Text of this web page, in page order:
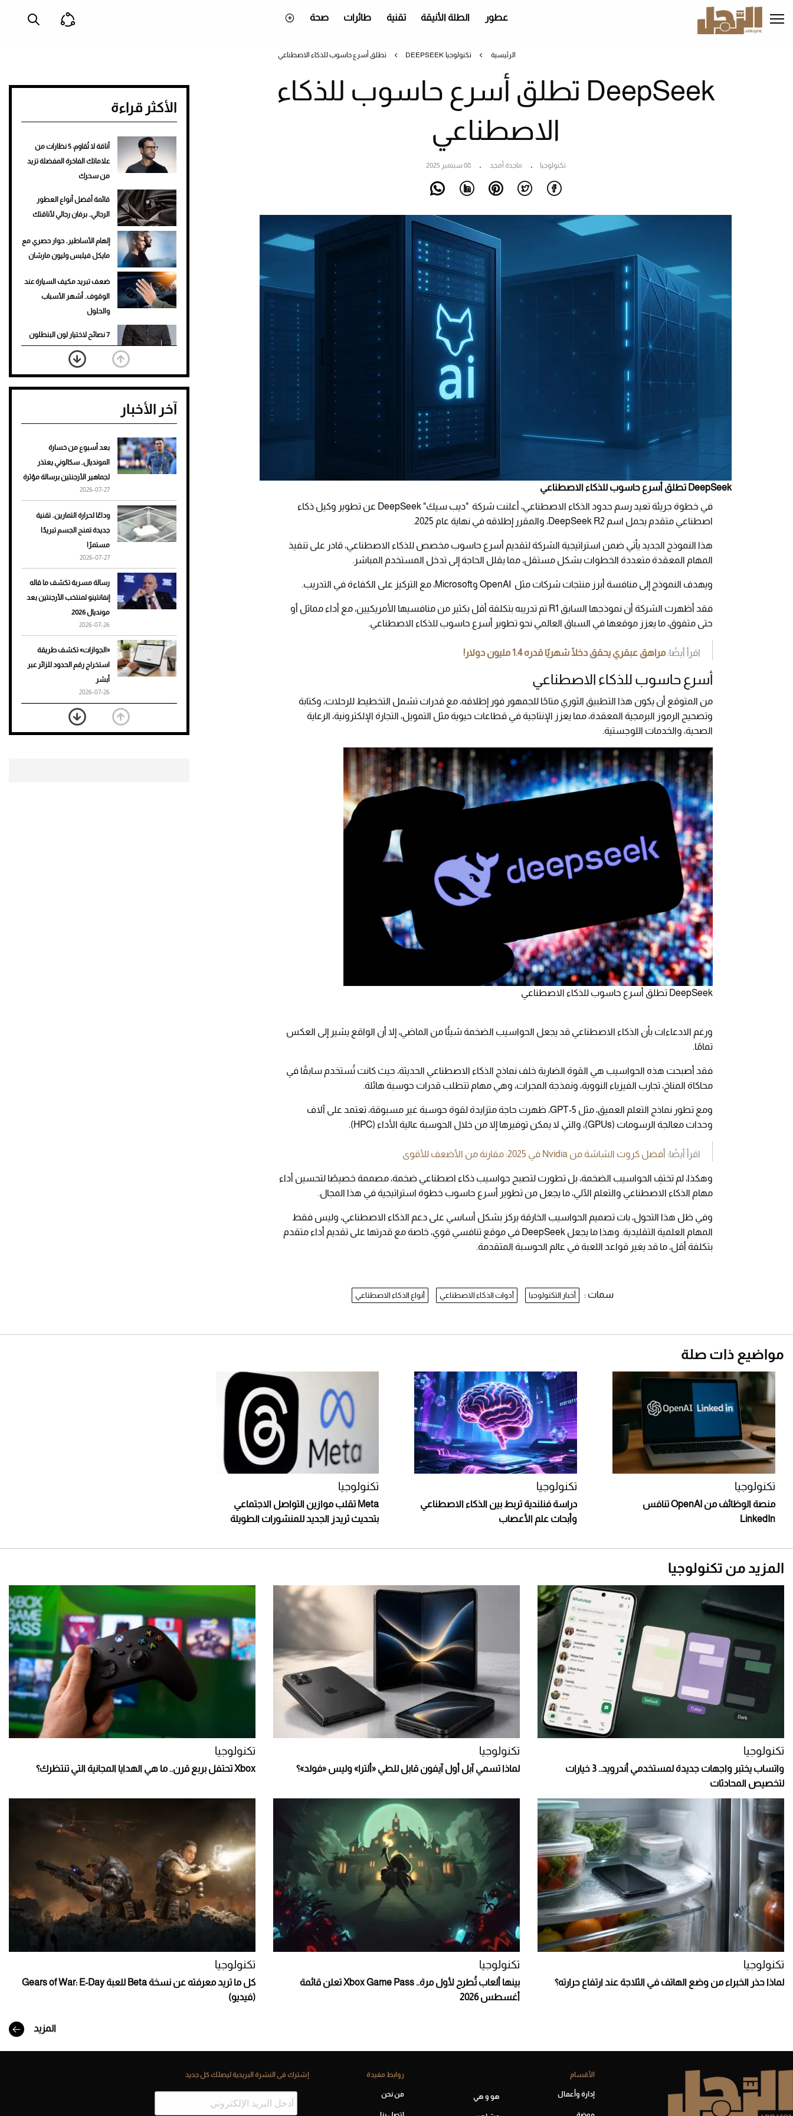
إلى
المحتوى
عطور الطلة الأنيقة تقنية طائرات صحة
الرئيسية تكنولوجيا DEEPSEEK تطلق أسرع حاسوب للذكاء الاصطناعي
DeepSeek تطلق أسرع حاسوب للذكاء
الاصطناعي
تكنولوجيا ماجدة أمجد 08 سبتمبر 2025
DeepSeek تطلق أسرع حاسوب للذكاء الاصطناعي
في خطوة جريئة تعيد رسم حدود الذكاء الاصطناعي، أعلنت شركة "ديب سيك" DeepSeek عن تطوير وكيل ذكاء
اصطناعي متقدم يحمل اسم DeepSeek R2، والمقرر إطلاقه في نهاية عام 2025.
هذا النموذج الجديد يأتي ضمن استراتيجية الشركة لتقديم أسرع حاسوب مخصص للذكاء الاصطناعي، قادر على تنفيذ
المهام المعقدة متعددة الخطوات بشكل مستقل، مما يقلل الحاجة إلى تدخل المستخدم المباشر.
ويهدف النموذج إلى منافسة أبرز منتجات شركات مثل OpenAI وMicrosoft، مع التركيز على الكفاءة في التدريب.
فقد أظهرت الشركة أن نموذجها السابق R1 تم تدريبه بتكلفة أقل بكثير من منافسيها الأمريكيين، مع أداء مماثل أو
حتى متفوق، ما يعزز موقعها في السباق العالمي نحو تطوير أسرع حاسوب للذكاء الاصطناعي.
اقرأ أيضًا:مراهق عبقري يحقق دخلًا شهريًا قدره 1.4 مليون دولار!
أسرع حاسوب للذكاء الاصطناعي
من المتوقع أن يكون هذا التطبيق الثوري متاحًا للجمهور فور إطلاقه، مع قدرات تشمل التخطيط للرحلات، وكتابة
وتصحيح الرموز البرمجية المعقدة، مما يعزز الإنتاجية في قطاعات حيوية مثل التمويل، التجارة الإلكترونية، الرعاية
الصحية، والخدمات اللوجستية.
DeepSeek تطلق أسرع حاسوب للذكاء الاصطناعي
ورغم الادعاءات بأن الذكاء الاصطناعي قد يجعل الحواسيب الضخمة شيئًا من الماضي، إلا أن الواقع يشير إلى العكس
تمامًا.
فقد أصبحت هذه الحواسيب هي القوة الضاربة خلف نماذج الذكاء الاصطناعي الحديثة، حيث كانت تُستخدم سابقًا في
محاكاة المناخ، تجارب الفيزياء النووية، ونمذجة المجرات، وهي مهام تتطلب قدرات حوسبة هائلة.
ومع تطور نماذج التعلم العميق، مثل GPT-5، ظهرت حاجة متزايدة لقوة حوسبة غير مسبوقة، تعتمد على آلاف
وحدات معالجة الرسومات (GPUs)، والتي لا يمكن توفيرها إلا من خلال الحوسبة عالية الأداء (HPC).
اقرأ أيضًا: أفضل كروت الشاشة من Nvidia في 2025: مقارنة من الأضعف للأقوى
وهكذا، لم تختفِ الحواسيب الضخمة، بل تطورت لتصبح حواسيب ذكاء اصطناعي ضخمة، مصممة خصيصًا لتحسين أداء
مهام الذكاء الاصطناعي والتعلم الآلي، ما يجعل من تطوير أسرع حاسوب خطوة استراتيجية في هذا المجال.
وفي ظل هذا التحول، بات تصميم الحواسيب الخارقة يركز بشكل أساسي على دعم الذكاء الاصطناعي، وليس فقط
المهام العلمية التقليدية. وهذا ما يجعل DeepSeek في موقع تنافسي قوي، خاصة مع قدرتها على تقديم أداء متقدم
بتكلفة أقل، ما قد يغير قواعد اللعبة في عالم الحوسبة المتقدمة.
الأكثر قراءة
أناقة لا تُقاوم: 5 نظارات من
علاماتك الفاخرة المفضلة تزيد
من سحرك
قائمة أفضل أنواع العطور
الرجالي.. برفان رجالي لأناقتك
إلهام الأساطير.. حوار حصري مع
مايكل فيلبس وليون مارشان
ضعف تبريد مكيف السيارة عند
الوقوف.. أشهر الأسباب
والحلول
7 نصائح لاختيار لون البنطلون
المناسب للقميص الأسود
نرى المستقبل من خلال
تصميماتنا.. كيف حجزت 1886
تمنحك فخامة استثنائية
هوى الأبطال
أفضل تدريج للشعر الطويل
لإطلالة جريئة وعصرية
للرجال
آخر الأخبار
بعد أسبوع من خسارة
المونديال.. سكالوني يعتذر
لجماهير الأرجنتين برسالة مؤثرة
2026-07-27
وداعًا لحرارة التمارين.. تقنية
جديدة تمنح الجسم تبريدًا
مستمرًا
2026-07-27
رسالة مسربة تكشف ما قاله
إنفانتينو لمنتخب الأرجنتين بعد
مونديال 2026
2026-07-26
«الجوازات» تكشف طريقة
استخراج رقم الحدود للزائر عبر
أبشر
2026-07-26
بعد 7 أشهر من تعرضه لحادث
مروع.. جوشوا يفوز على برينغا
سمات : أخبار التكنولوجيا أدوات الذكاء الاصطناعي أنواع الذكاء الاصطناعي
مواضيع ذات صلة
تكنولوجيا
منصة الوظائف من OpenAI تنافس
LinkedIn
تكنولوجيا
دراسة فنلندية تربط بين الذكاء الاصطناعي
وأبحاث علم الأعصاب
تكنولوجيا
Meta تقلب موازين التواصل الاجتماعي
بتحديث ثريدز الجديد للمنشورات الطويلة
المزيد من تكنولوجيا
تكنولوجيا
واتساب يختبر واجهات جديدة لمستخدمي أندرويد.. 3 خيارات
لتخصيص المحادثات
تكنولوجيا
لماذا تسمي آبل أول آيفون قابل للطي «ألترا» وليس «فولد»؟
تكنولوجيا
Xbox تحتفل بربع قرن.. ما هي الهدايا المجانية التي تنتظرك؟
تكنولوجيا
لماذا حذر الخبراء من وضع الهاتف في الثلاجة عند ارتفاع حرارته؟
تكنولوجيا
بينها ألعاب تُطرح لأول مرة.. Xbox Game Pass تعلن قائمة
أغسطس 2026
تكنولوجيا
كل ما تريد معرفته عن نسخة Beta للعبة Gears of War: E-Day
(فيديو)
المزيد
الأقسام
إدارة وأعمال هو و هي
روابط مفيدة
من نحن
إشترك فى النشرة البريدية ليصلك كل جديد